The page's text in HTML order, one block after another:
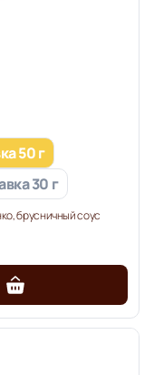
50 г
30 г
брусничный соус